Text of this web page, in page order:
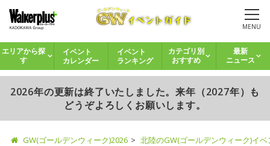
MENU
エリアから探
す
イベント
カレンダー
イベント
ランキング
カテゴリ別
おすすめ
最新
ニュース
2026年の更新は終了いたしました。来年（2027年）も
どうぞよろしくお願いします。
GW(ゴールデンウィーク)2026 北陸のGW(ゴールデンウィーク)イ